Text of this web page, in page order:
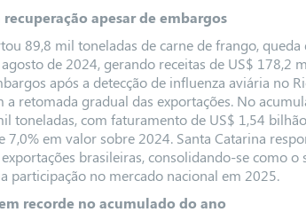
apesar de embargos
89,8 mil toneladas de carne de frango, queda
de 2024, gerando receitas de US$ 178,2
após a detecção de influenza aviária no
retomada gradual das exportações. No
toneladas, com faturamento de US$ 1,54
7,0% em valor sobre 2024. Santa Catarina
brasileiras, consolidando-se como o
participação no mercado nacional em 2025.
recorde no acumulado do ano